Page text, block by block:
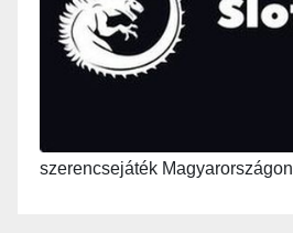
szerencsejáték Magyarországon